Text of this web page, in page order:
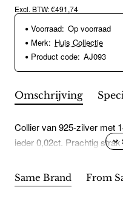
Excl. BTW: €491,74
Voorraad: Op voorraad
Merk: Huis Collectie
Product code: AJ093
Omschrijving
Collier van 925-zilver met
ieder 0,02ct. Prachtig
Same Brand From